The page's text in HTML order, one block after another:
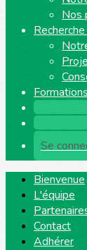
Nos
Recherche
Formations
Se
Bienvenue
L'équipe
Contact
Adhérer